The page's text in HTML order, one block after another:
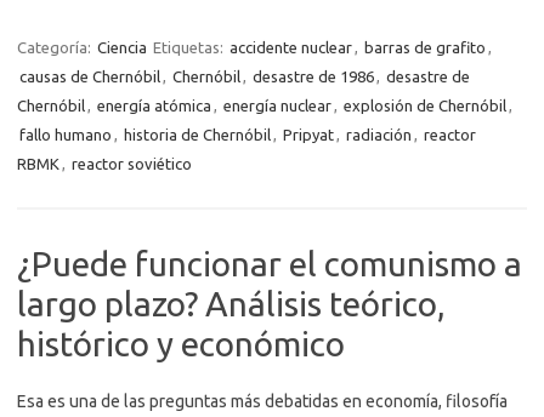
Categoría: Ciencia Etiquetas: accidente nuclear, barras de grafito ,
causas de Chernóbil, Chernóbil, desastre de 1986, desastre de
Chernóbil, energía atómica , energía nuclear, explosión de Chernóbil,
fallo humano , historia de Chernóbil, Pripyat, radiación , reactor
RBMK , reactor soviético
¿Puede funcionar el comunismo a
largo plazo? Análisis teórico,
histórico y económico
Esa es una de las preguntas más debatidas en economía, filosofía